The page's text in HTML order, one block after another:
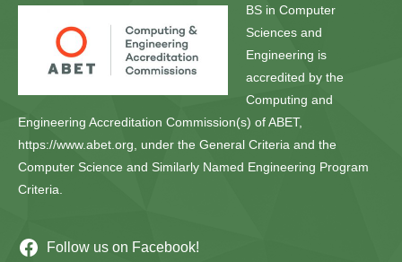
BS in Computer
Sciences and
Engineering is
accredited by the
Computing and
Engineering Accreditation Commission(s) of ABET,
https://www.abet.org, under the General Criteria and the
Computer Science and Similarly Named Engineering Program
Criteria.
Follow us on Facebook!